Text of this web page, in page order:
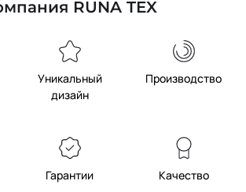
2400000591092
2400000591054
2400000591061
2400000591139
RUNA TEX
Уникальный
дизайн
Производство
Гарантии Качество